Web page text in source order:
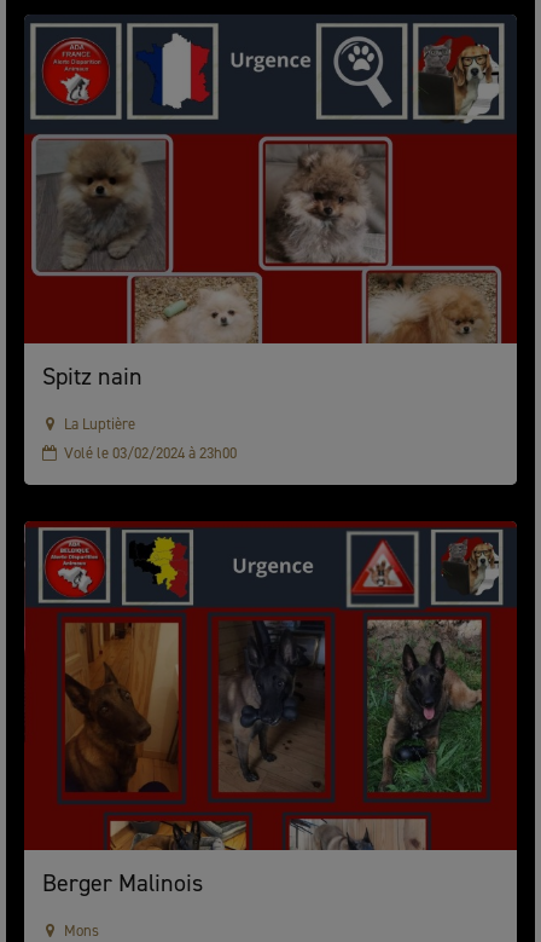
Spitz nain
La Luptière
Volé le 03/02/2024 à 23h00
Berger Malinois
Mons